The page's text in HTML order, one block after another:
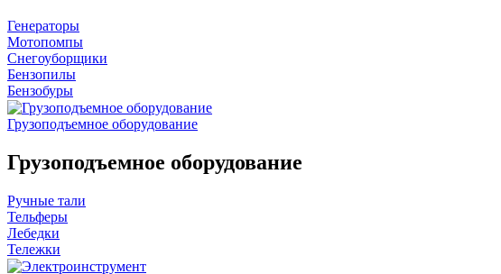
Генераторы
Мотопомпы
Снегоуборщики
Бензопилы
Бензобуры
Грузоподъемное оборудование
Грузоподъемное оборудование
Ручные тали
Тельферы
Лебедки
Тележки